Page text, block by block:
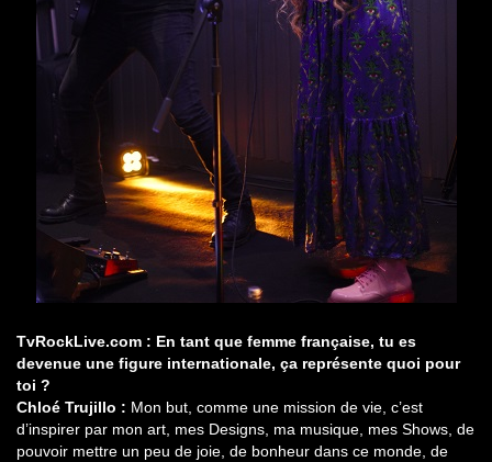
TvRockLive.com : En tant que femme française, tu es
devenue une figure internationale, ça représente quoi pour
toi ?
Chloé Trujillo : Mon but, comme une mission de vie, c’est
d’inspirer par mon art, mes Designs, ma musique, mes Shows, de
pouvoir mettre un peu de joie, de bonheur dans ce monde, de